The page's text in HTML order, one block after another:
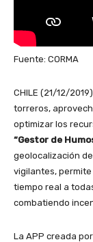
Fuente: CORMA
CHILE (21/12/
torreros,
optimizar los
“Gestor de
geolocalización
vigilantes,
tiempo real a
combatiendo
La APP creada por